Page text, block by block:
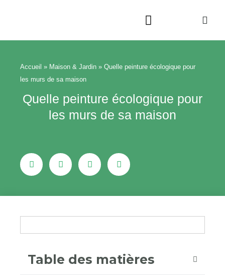
Accueil » Maison & Jardin » Quelle peinture écologique pour
les murs de sa maison
Quelle peinture écologique pour
les murs de sa maison
Table des matières